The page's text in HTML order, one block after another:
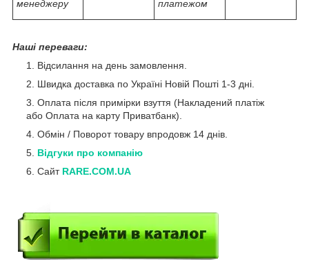
менеджеру
платежом
Наші переваги:
Відсилання на день замовлення.
Швидка доставка по Україні Новій Пошті 1-3 дні.
Оплата після примірки взуття (Накладений платіж
або Оплата на карту Приватбанк).
Обмін / Поворот товару впродовж 14 днів.
Відгуки про компанію
Сайт RARE.COM.UA